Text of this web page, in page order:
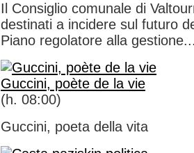
Il Consiglio comunale di
destinati a incidere sul futuro
Piano regolatore alla
Guccini, poète de la vie
(h. 08:00)
Guccini, poeta della vita